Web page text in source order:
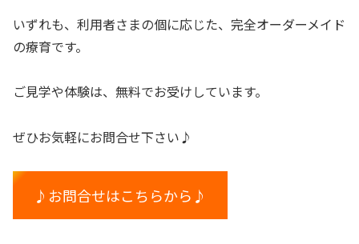
いずれも、利用者さまの個に応じた、完全オーダーメイド
の療育です。
ご見学や体験は、無料でお受けしています。
ぜひお気軽にお問合せ下さい♪
♪お問合せはこちらから♪